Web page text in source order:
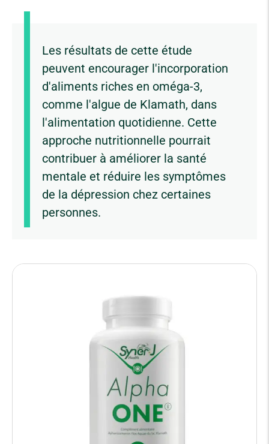
Les résultats de cette étude
peuvent encourager l'incorporation
d'aliments riches en oméga-3,
comme l'algue de Klamath, dans
l'alimentation quotidienne. Cette
approche nutritionnelle pourrait
contribuer à améliorer la santé
mentale et réduire les symptômes
de la dépression chez certaines
personnes.